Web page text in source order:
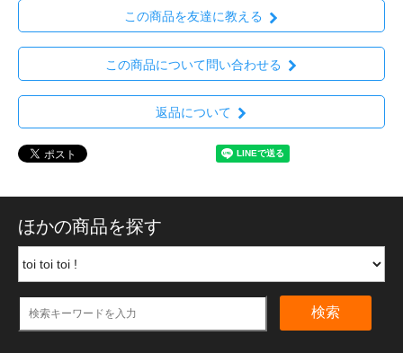
この商品を友達に教える
この商品について問い合わせる
返品について
ほかの商品を探す
検索